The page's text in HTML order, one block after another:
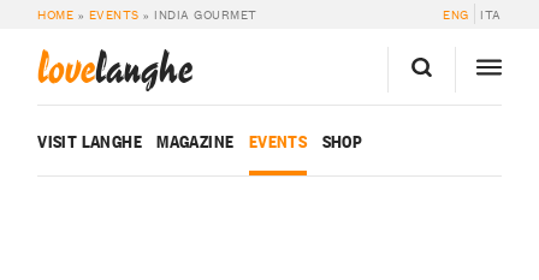
HOME » EVENTS » INDIA GOURMET ENG ITA
lovelanghe
VISIT LANGHE MAGAZINE EVENTS SHOP